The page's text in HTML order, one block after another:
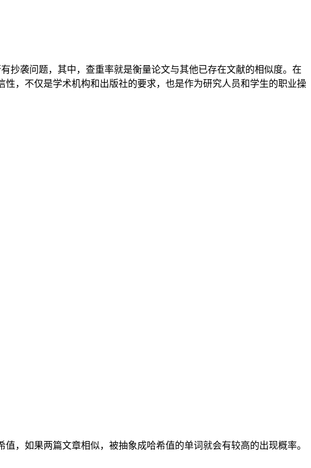
抄袭问题，其中，查重率就是衡量论文与其他已存在文献的相似度。在
，不仅是学术机构和出版社的要求，也是作为研究人员和学生的职业操
，如果两篇文章相似，被抽象成哈希值的单词就会有较高的出现概率。